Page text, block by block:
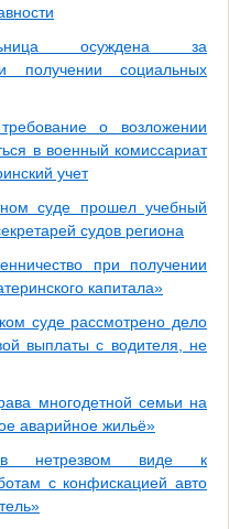
осуждена за
получении социальных
о возложении
в военный комиссариат
учет
суде прошел учебный
судов региона
при получении
капитала»
суде рассмотрено дело
выплаты с водителя, не
многодетной семьи на
аварийное жильё»
нетрезвом виде к
с конфискацией авто